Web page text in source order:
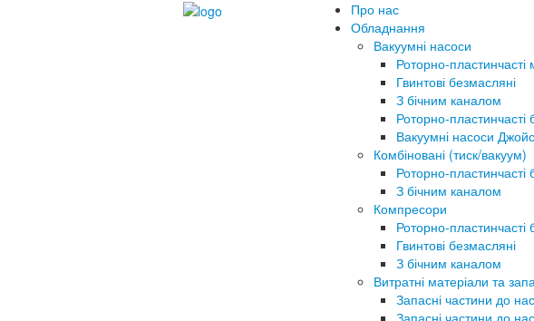
Про нас
Обладнання
Вакуумні насоси
Роторно-пластинчасті
Гвинтові безмасляні
З бічним каналом
Роторно-пластинчасті
Вакуумні насоси
Комбіновані (тиск/вакуум)
Роторно-пластинчасті
З бічним каналом
Компресори
Роторно-пластинчасті
Гвинтові безмасляні
З бічним каналом
Витратні матеріали та
Запасні частини до
Запасні частини до